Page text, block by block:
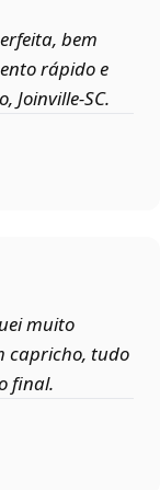
bem
rápido e
muito
capricho, tudo
final.